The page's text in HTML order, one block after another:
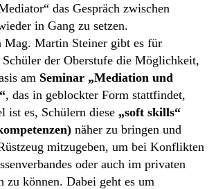
das Gespräch zwischen
in Gang zu setzen.
Martin Steiner gibt es für
der Oberstufe die Möglichkeit,
am Seminar „Mediation und
, das in geblockter Form stattfindet,
ist es, Schülern diese „soft skills“
näher zu bringen und
mitzugeben, um bei Konflikten
oder auch im privaten
zu können. Dabei geht es um